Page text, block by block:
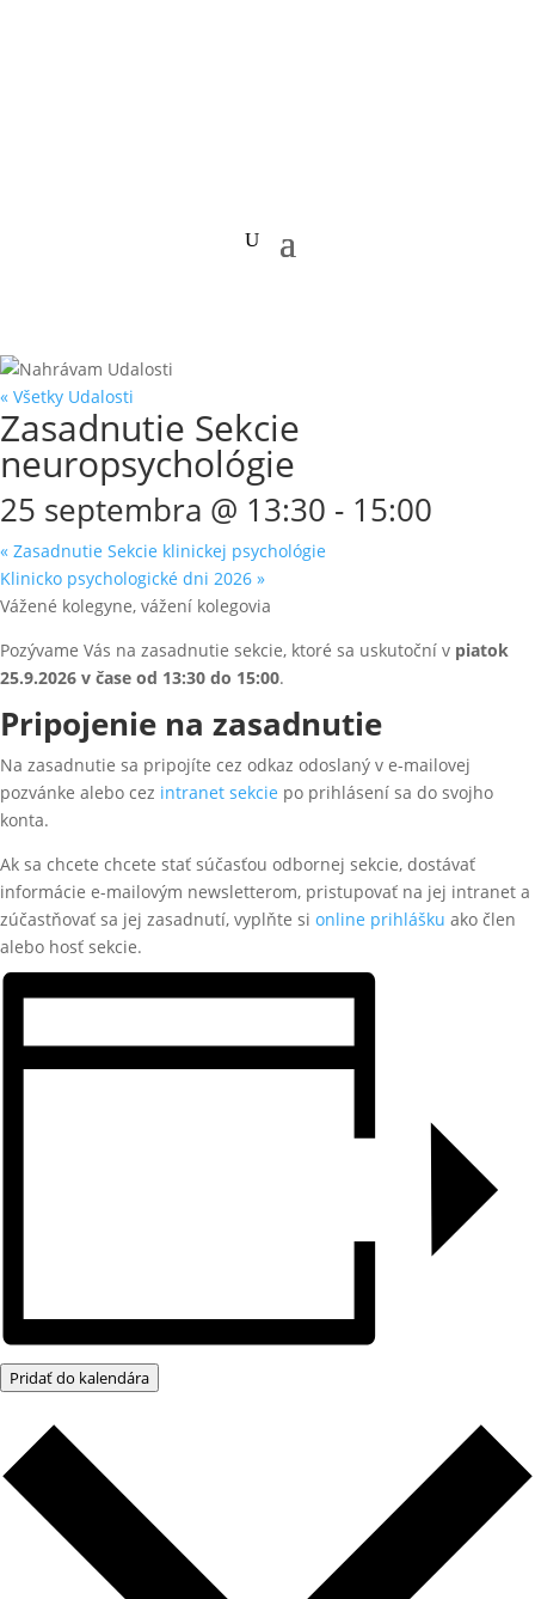
« Všetky Udalosti
Zasadnutie Sekcie
neuropsychológie
25 septembra @ 13:30 - 15:00
« Zasadnutie Sekcie klinickej psychológie
Klinicko psychologické dni 2026 »
Vážené kolegyne, vážení kolegovia
Pozývame Vás na zasadnutie sekcie, ktoré sa uskutoční v piatok
25.9.2026 v čase od 13:30 do 15:00.
Pripojenie na zasadnutie
Na zasadnutie sa pripojíte cez odkaz odoslaný v e-mailovej
pozvánke alebo cez intranet sekcie po prihlásení sa do svojho
konta.
Ak sa chcete chcete stať súčasťou odbornej sekcie, dostávať
informácie e-mailovým newsletterom, pristupovať na jej intranet a
zúčastňovať sa jej zasadnutí, vyplňte si online prihlášku ako člen
alebo hosť sekcie.
Pridať do kalendára